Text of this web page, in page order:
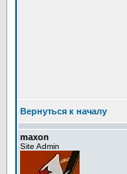
Вернуться к началу
maxon
Site Admin